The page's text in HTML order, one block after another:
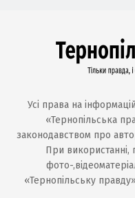
Усі права на
«Тернопільська
законодавством про
При використанні,
фото-
«Тернопільську